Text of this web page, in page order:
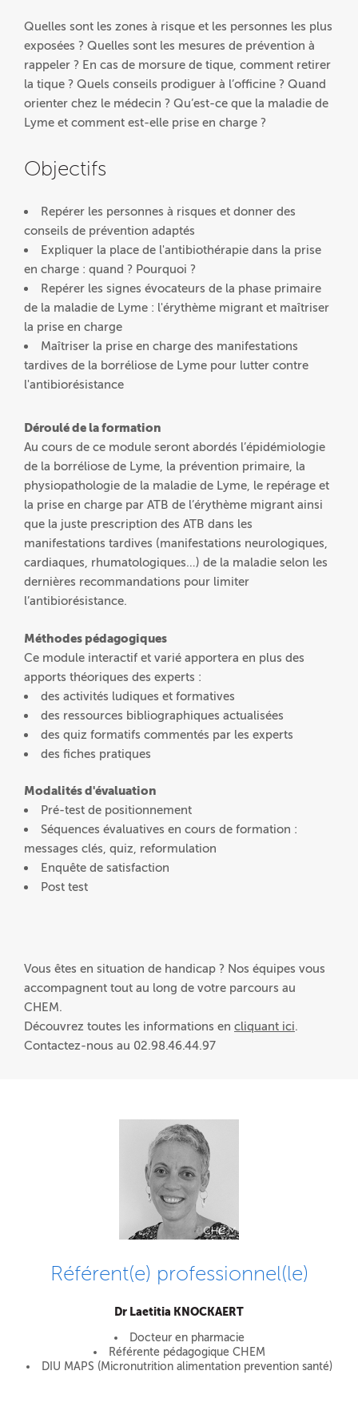
Quelles sont les zones à risque et les personnes les plus
exposées ? Quelles sont les mesures de prévention à
rappeler ? En cas de morsure de tique, comment retirer
la tique ? Quels conseils prodiguer à l’officine ? Quand
orienter chez le médecin ? Qu’est-ce que la maladie de
Lyme et comment est-elle prise en charge ?
Objectifs
Repérer les personnes à risques et donner des
conseils de prévention adaptés
Expliquer la place de l'antibiothérapie dans la prise
en charge : quand ? Pourquoi ?
Repérer les signes évocateurs de la phase primaire
de la maladie de Lyme : l'érythème migrant et maîtriser
la prise en charge
Maîtriser la prise en charge des manifestations
tardives de la borréliose de Lyme pour lutter contre
l'antibiorésistance
Déroulé de la formation
Au cours de ce module seront abordés l’épidémiologie
de la borréliose de Lyme, la prévention primaire, la
physiopathologie de la maladie de Lyme, le repérage et
la prise en charge par ATB de l’érythème migrant ainsi
que la juste prescription des ATB dans les
manifestations tardives (manifestations neurologiques,
cardiaques, rhumatologiques…) de la maladie selon les
dernières recommandations pour limiter
l’antibiorésistance.
Méthodes pédagogiques
Ce module interactif et varié apportera en plus des
apports théoriques des experts :
des activités ludiques et formatives
des ressources bibliographiques actualisées
des quiz formatifs commentés par les experts
des fiches pratiques
Modalités d'évaluation
Pré-test de positionnement
Séquences évaluatives en cours de formation :
messages clés, quiz, reformulation
Enquête de satisfaction
Post test
Vous êtes en situation de handicap ? Nos équipes vous
accompagnent tout au long de votre parcours au
CHEM.
Découvrez toutes les informations en cliquant ici.
Contactez-nous au 02.98.46.44.97
Référent(e) professionnel(le)
Dr Laetitia KNOCKAERT
Docteur en pharmacie
Référente pédagogique CHEM
DIU MAPS (Micronutrition alimentation prevention santé)